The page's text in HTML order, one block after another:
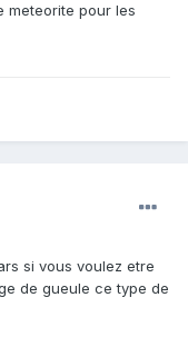
meteorite pour les
si vous voulez etre
de gueule ce type de